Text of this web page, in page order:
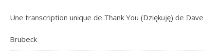
Une transcription unique de Thank You (Dziękuję) de Dave
Brubeck